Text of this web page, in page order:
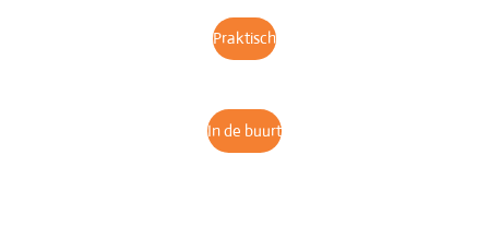
Praktisch
In de buurt